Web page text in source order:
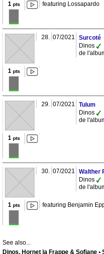
1 pts featuring Lossapardo
28. 07/2021
Surcoté
Dinos
de
1 pts
29. 07/2021
Tulum
Dinos
de
1 pts
30. 07/2021
Walther
Dinos
de
1 pts featuring Benjamin
See also...
Dinos, Hornet la Frappe & Sofiane •